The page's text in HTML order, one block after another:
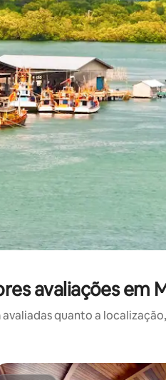
baixo do teclado ou tocando e
avaliações em
quanto a